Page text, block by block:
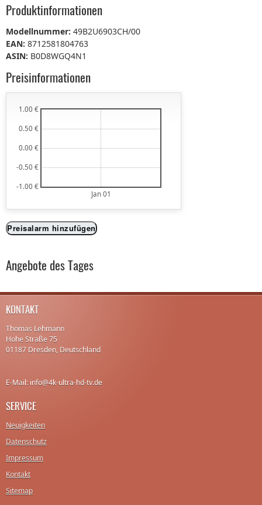
Produktinformationen
Modellnummer: 49B2U6903CH/00
EAN: 8712581804763
ASIN: B0D8WGQ4N1
Preisinformationen
Jan 01
-1.00 €
-0.50 €
0.00 €
0.50 €
1.00 €
Preisalarm hinzufügen
Angebote des Tages
KONTAKT
Thomas Lehmann
Hohe Straße 75
01187 Dresden, Deutschland
E-Mail: info@4k-ultra-hd-tv.de
SERVICE
Neuigkeiten
Datenschutz
Impressum
Kontakt
Sitemap